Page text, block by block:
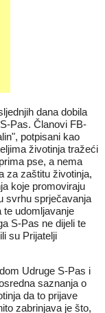
dana dobila
Pas. Članovi FB-
potpisani kao
životinja tražeći
pse, a nema
za zaštitu životinja,
koje promoviraju
svrhu sprječavanja
te udomljavanje
S-Pas ne dijeli te
su Prijatelji
Udruge S-Pas i
saznanja o
da to prijave
zabrinjava je što,